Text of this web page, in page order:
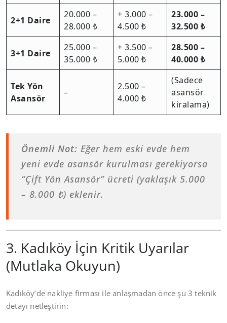
2+1 Daire
20.000 –
28.000 ₺
+ 3.000 –
4.500 ₺
23.000 –
32.500 ₺
3+1 Daire
25.000 –
35.000 ₺
+ 3.500 –
5.000 ₺
28.500 –
40.000 ₺
Tek Yön
Asansör
–
2.500 –
4.000 ₺
(Sadece
asansör
kiralama)
Önemli Not: Eğer hem eski evde hem
yeni evde asansör kurulması gerekiyorsa
“Çift Yön Asansör” ücreti (yaklaşık 5.000
– 8.000 ₺) eklenir.
3. Kadıköy İçin Kritik Uyarılar
(Mutlaka Okuyun)
Kadıköy’de nakliye firması ile anlaşmadan önce şu 3 teknik
detayı netleştirin: